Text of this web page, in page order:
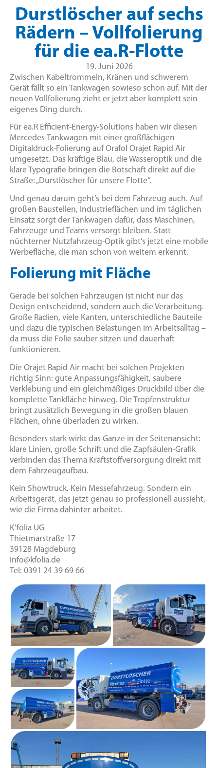
Durstlöscher auf sechs
Rädern – Vollfolierung
für die ea.R-Flotte
19. Juni 2026
Zwischen Kabeltrommeln, Kränen und schwerem
Gerät fällt so ein Tankwagen sowieso schon auf. Mit der
neuen Vollfolierung zieht er jetzt aber komplett sein
eigenes Ding durch.
Für ea.R Efficient-Energy-Solutions haben wir diesen
Mercedes-Tankwagen mit einer großflächigen
Digitaldruck-Folierung auf Orafol Orajet Rapid Air
umgesetzt. Das kräftige Blau, die Wasseroptik und die
klare Typografie bringen die Botschaft direkt auf die
Straße: „Durstlöscher für unsere Flotte“.
Und genau darum geht’s bei dem Fahrzeug auch. Auf
großen Baustellen, Industrieflächen und im täglichen
Einsatz sorgt der Tankwagen dafür, dass Maschinen,
Fahrzeuge und Teams versorgt bleiben. Statt
nüchterner Nutzfahrzeug-Optik gibt’s jetzt eine mobile
Werbefläche, die man schon von weitem erkennt.
Folierung mit Fläche
Gerade bei solchen Fahrzeugen ist nicht nur das
Design entscheidend, sondern auch die Verarbeitung.
Große Radien, viele Kanten, unterschiedliche Bauteile
und dazu die typischen Belastungen im Arbeitsalltag –
da muss die Folie sauber sitzen und dauerhaft
funktionieren.
Die Orajet Rapid Air macht bei solchen Projekten
richtig Sinn: gute Anpassungsfähigkeit, saubere
Verklebung und ein gleichmäßiges Druckbild über die
komplette Tankfläche hinweg. Die Tropfenstruktur
bringt zusätzlich Bewegung in die großen blauen
Flächen, ohne überladen zu wirken.
Besonders stark wirkt das Ganze in der Seitenansicht:
klare Linien, große Schrift und die Zapfsäulen-Grafik
verbinden das Thema Kraftstoffversorgung direkt mit
dem Fahrzeugaufbau.
Kein Showtruck. Kein Messefahrzeug. Sondern ein
Arbeitsgerät, das jetzt genau so professionell aussieht,
wie die Firma dahinter arbeitet.
K’folia UG
Thietmarstraße 17
39128 Magdeburg
info@kfolia.de
Tel: 0391 24 39 69 66